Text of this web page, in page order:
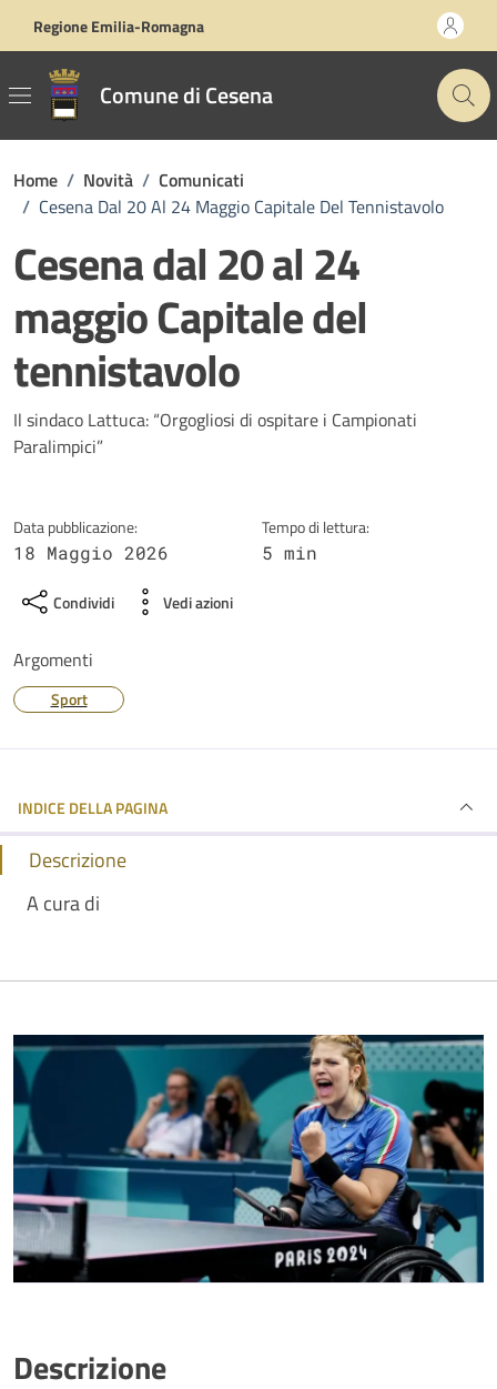
Regione Emilia-Romagna
Comune di Cesena
Home / Novità / Comunicati
/ Cesena Dal 20 Al 24 Maggio Capitale Del Tennistavolo
Cesena dal 20 al 24
maggio Capitale del
tennistavolo
Dettagli della notizia
Il sindaco Lattuca: “Orgogliosi di ospitare i Campionati
Paralimpici”
Data pubblicazione:
18 Maggio 2026
Tempo di lettura:
5 min
Condividi Vedi azioni
Argomenti
Sport
INDICE DELLA PAGINA
Descrizione
A cura di
Descrizione